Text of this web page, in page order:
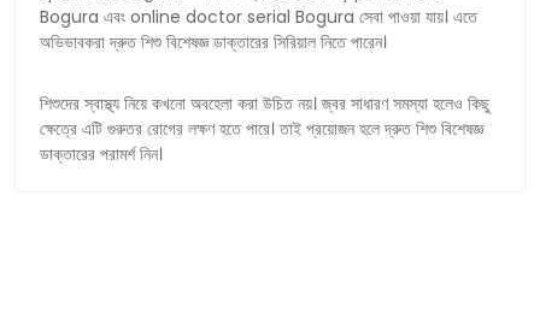
Bogura এবং online doctor serial Bogura সেবা পাওয়া যায়। এতে
অভিভাবকরা দ্রুত শিশু বিশেষজ্ঞ ডাক্তারের সিরিয়াল নিতে পারেন।
শিশুদের স্বাস্থ্য নিয়ে কখনো অবহেলা করা উচিত নয়। জ্বর সাধারণ সমস্যা হলেও কিছু
ক্ষেত্রে এটি গুরুতর রোগের লক্ষণ হতে পারে। তাই প্রয়োজন হলে দ্রুত শিশু বিশেষজ্ঞ
ডাক্তারের পরামর্শ নিন।